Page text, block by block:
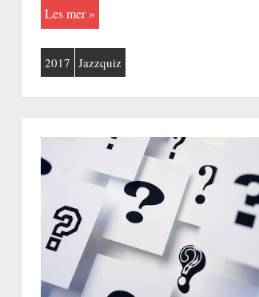
Les mer
2017 Jazzquiz